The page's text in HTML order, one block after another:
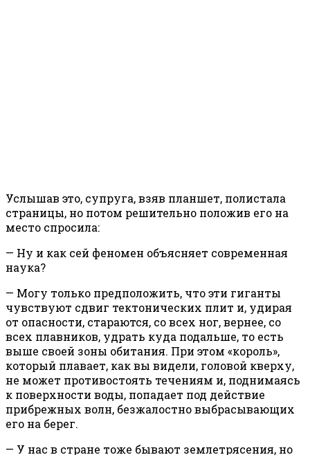
Услышав это, супруга, взяв планшет, полистала
страницы, но потом решительно положив его на
место спросила:
— Ну и как сей феномен объясняет современная
наука?
— Могу только предположить, что эти гиганты
чувствуют сдвиг тектонических плит и, удирая
от опасности, стараются, со всех ног, вернее, со
всех плавников, удрать куда подальше, то есть
выше своей зоны обитания. При этом «король»,
который плавает, как вы видели, головой кверху,
не может противостоять течениям и, поднимаясь
к поверхности воды, попадает под действие
прибрежных волн, безжалостно выбрасывающих
его на берег.
— У нас в стране тоже бывают землетрясения, но